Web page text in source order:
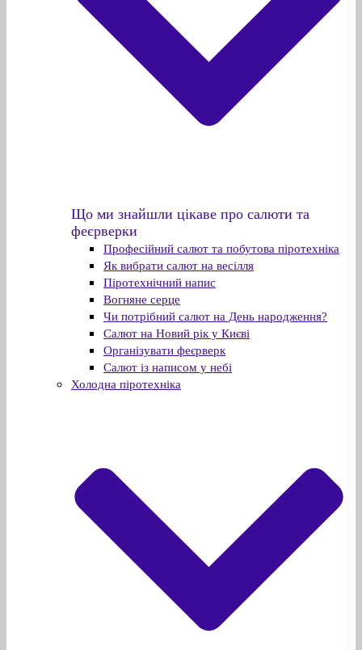
Що ми знайшли цікаве про салюти та
феєрверки
Професійний салют та побутова піротехніка
Як вибрати салют на весілля
Піротехнічний напис
Вогняне серце
Чи потрібний салют на День народження?
Салют на Новий рік у Києві
Організувати феєрверк
Салют із написом у небі
Холодна піротехніка